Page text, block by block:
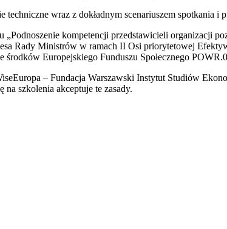
wraz z dokładnym scenariuszem spotkania i
„Podnoszenie kompetencji przedstawicieli organizacji
Rady Ministrów w ramach II Osi priorytetowej
środków Europejskiego Funduszu Społecznego
– Fundacja Warszawski Instytut Studiów
na szkolenia akceptuje te zasady.